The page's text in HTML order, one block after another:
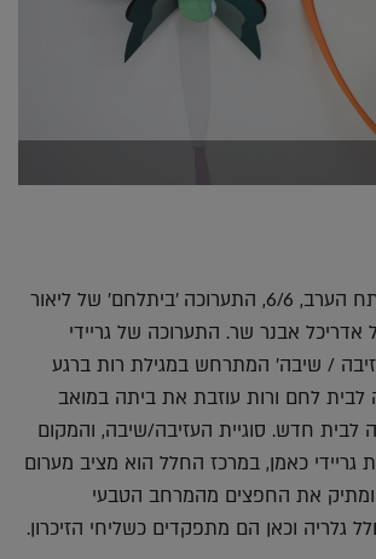
בגלריית שכטר תפתח הערב, 6/6, התערוכה 'ביתלחם' של ליאור
אדריכל אבנר שר. התערוכה של גריידי
/ שיבה' המתרחש במגילת רות ברגע
לחם ורות עוזבת את ביתה במואב
לבית חדש. סוגיית העזיבה/שיבה, והמקום
כאמן, במרכז החלל הוא מציב מערום
ומתיק את החפצים מהמרחב הטבעי
גלריה וכאן הם מתפקדים כשליחי הזיכרון.